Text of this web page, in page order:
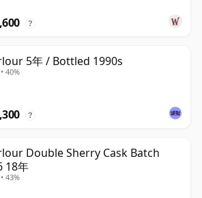
?
5年 / Bottled 1990s
40%
?
Double Sherry Cask Batch
18年
43%